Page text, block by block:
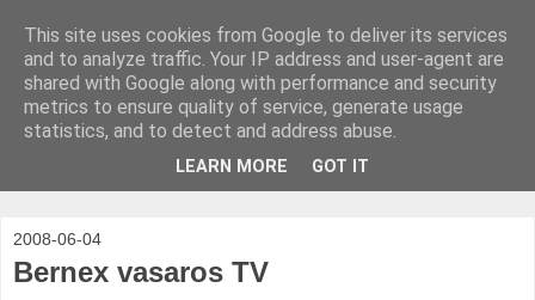
2008-06-04
Bernex vasaros TV
This site uses cookies from Google to deliver its services
and to analyze traffic. Your IP address and user-agent are
shared with Google along with performance and security
metrics to ensure quality of service, generate usage
statistics, and to detect and address abuse.
LEARN MORE GOT IT